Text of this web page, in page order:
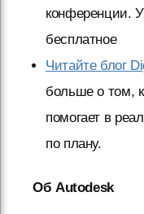
конференции.
бесплатное
Читайте блог
больше о том,
помогает в
по плану.
Об Autodesk